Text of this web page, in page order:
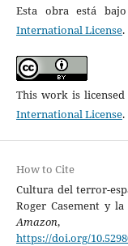
Esta obra está
International License.
This work is
International License.
How to Cite
Cultura del terror-
Roger Casement y
Amazon
https://doi.org/